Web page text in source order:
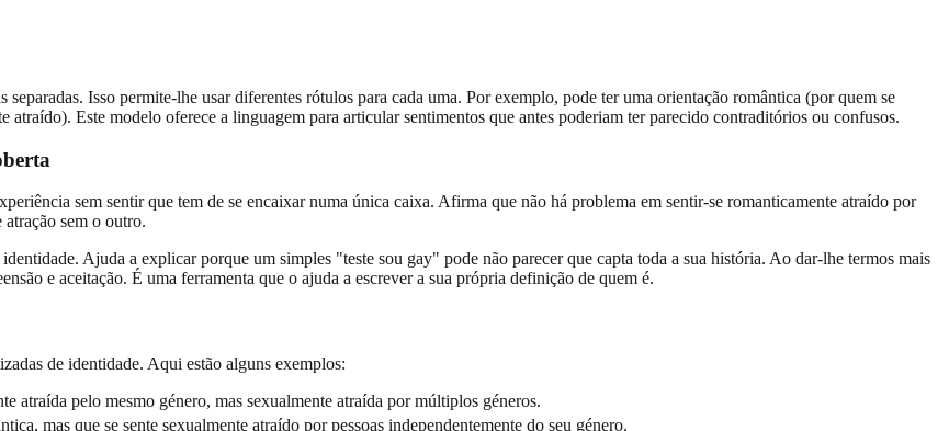
Isso permite-lhe usar diferentes rótulos para cada uma. Por exemplo, pode ter uma orientação romântica (por quem se
atraído). Este modelo oferece a linguagem para articular sentimentos que antes poderiam ter parecido contraditórios ou confusos.
sem sentir que tem de se encaixar numa única caixa. Afirma que não há problema em sentir-se romanticamente atraído por
sem o outro.
Ajuda a explicar porque um simples "teste sou gay" pode não parecer que capta toda a sua história. Ao dar-lhe termos mais
e aceitação. É uma ferramenta que o ajuda a escrever a sua própria definição de quem é.
de identidade. Aqui estão alguns exemplos:
atraída pelo mesmo género, mas sexualmente atraída por múltiplos géneros.
mas que se sente sexualmente atraído por pessoas independentemente do seu género.